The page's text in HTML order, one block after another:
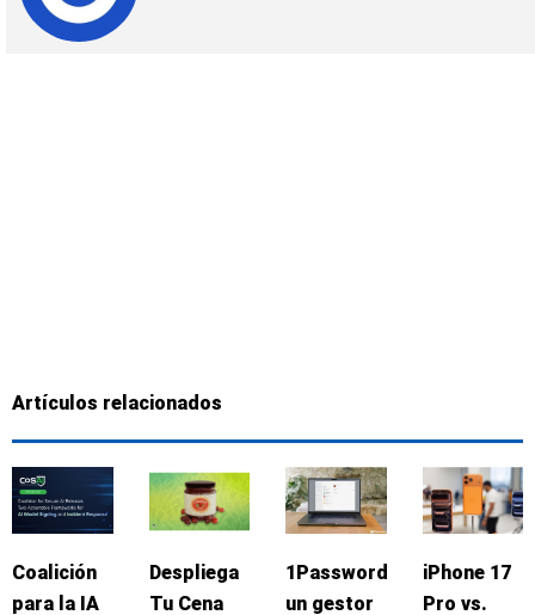
Artículos relacionados
Coalición
para la IA
Despliega
Tu Cena
1Password:
un gestor
iPhone 17
Pro vs.